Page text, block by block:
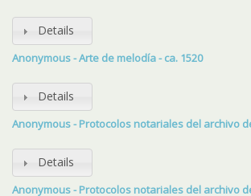
Details
Anonymous - Arte de melodía - ca. 1520
Details
Anonymous - Protocolos notariales del archivo
Details
Anonymous - Protocolos notariales del archivo